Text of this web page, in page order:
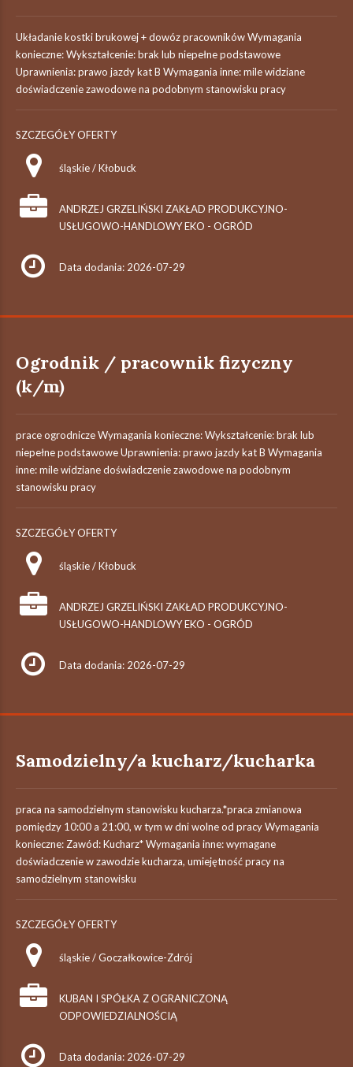
Układanie kostki brukowej + dowóz pracowników Wymagania
konieczne: Wykształcenie: brak lub niepełne podstawowe
Uprawnienia: prawo jazdy kat B Wymagania inne: mile widziane
doświadczenie zawodowe na podobnym stanowisku pracy
SZCZEGÓŁY OFERTY
śląskie / Kłobuck
ANDRZEJ GRZELIŃSKI ZAKŁAD PRODUKCYJNO-
USŁUGOWO-HANDLOWY EKO - OGRÓD
Data dodania: 2026-07-29
Ogrodnik / pracownik fizyczny
(k/m)
prace ogrodnicze Wymagania konieczne: Wykształcenie: brak lub
niepełne podstawowe Uprawnienia: prawo jazdy kat B Wymagania
inne: mile widziane doświadczenie zawodowe na podobnym
stanowisku pracy
SZCZEGÓŁY OFERTY
śląskie / Kłobuck
ANDRZEJ GRZELIŃSKI ZAKŁAD PRODUKCYJNO-
USŁUGOWO-HANDLOWY EKO - OGRÓD
Data dodania: 2026-07-29
Samodzielny/a kucharz/kucharka
praca na samodzielnym stanowisku kucharza.*praca zmianowa
pomiędzy 10:00 a 21:00, w tym w dni wolne od pracy Wymagania
konieczne: Zawód: Kucharz* Wymagania inne: wymagane
doświadczenie w zawodzie kucharza, umiejętność pracy na
samodzielnym stanowisku
SZCZEGÓŁY OFERTY
śląskie / Goczałkowice-Zdrój
KUBAN I SPÓŁKA Z OGRANICZONĄ
ODPOWIEDZIALNOŚCIĄ
Data dodania: 2026-07-29